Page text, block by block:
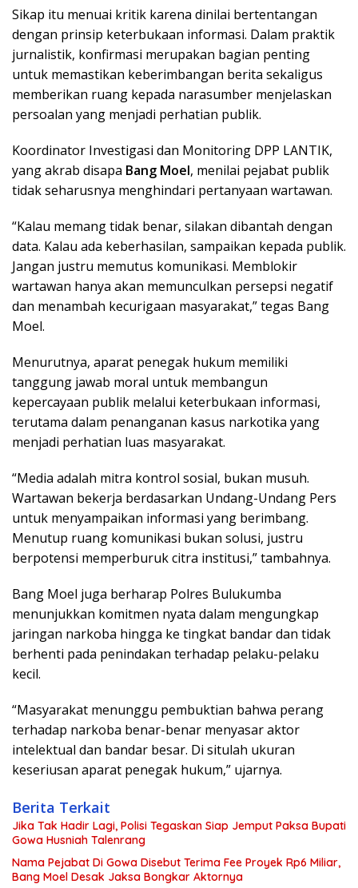
Sikap itu menuai kritik karena dinilai bertentangan
dengan prinsip keterbukaan informasi. Dalam praktik
jurnalistik, konfirmasi merupakan bagian penting
untuk memastikan keberimbangan berita sekaligus
memberikan ruang kepada narasumber menjelaskan
persoalan yang menjadi perhatian publik.
Koordinator Investigasi dan Monitoring DPP LANTIK,
yang akrab disapa Bang Moel, menilai pejabat publik
tidak seharusnya menghindari pertanyaan wartawan.
“Kalau memang tidak benar, silakan dibantah dengan
data. Kalau ada keberhasilan, sampaikan kepada publik.
Jangan justru memutus komunikasi. Memblokir
wartawan hanya akan memunculkan persepsi negatif
dan menambah kecurigaan masyarakat,” tegas Bang
Moel.
Menurutnya, aparat penegak hukum memiliki
tanggung jawab moral untuk membangun
kepercayaan publik melalui keterbukaan informasi,
terutama dalam penanganan kasus narkotika yang
menjadi perhatian luas masyarakat.
“Media adalah mitra kontrol sosial, bukan musuh.
Wartawan bekerja berdasarkan Undang-Undang Pers
untuk menyampaikan informasi yang berimbang.
Menutup ruang komunikasi bukan solusi, justru
berpotensi memperburuk citra institusi,” tambahnya.
Bang Moel juga berharap Polres Bulukumba
menunjukkan komitmen nyata dalam mengungkap
jaringan narkoba hingga ke tingkat bandar dan tidak
berhenti pada penindakan terhadap pelaku-pelaku
kecil.
“Masyarakat menunggu pembuktian bahwa perang
terhadap narkoba benar-benar menyasar aktor
intelektual dan bandar besar. Di situlah ukuran
keseriusan aparat penegak hukum,” ujarnya.
Berita Terkait
Jika Tak Hadir Lagi, Polisi Tegaskan Siap Jemput Paksa Bupati
Gowa Husniah Talenrang
Nama Pejabat Di Gowa Disebut Terima Fee Proyek Rp6 Miliar,
Bang Moel Desak Jaksa Bongkar Aktornya